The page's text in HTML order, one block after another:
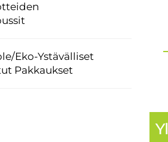
Eko-Ystävälliset
Pakkaukset